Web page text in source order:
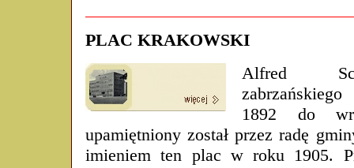
PLAC KRAKOWSKI
Alfred
1892 do
upamiętniony został przez radę
imieniem ten plac w roku 1905.